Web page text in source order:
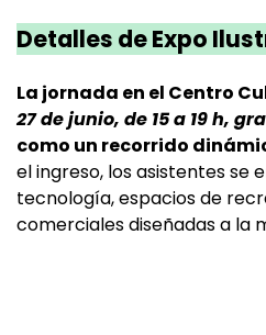
Detalles de Expo
La jornada en el Centro
27 de junio, de 15 a 19 h,
como un recorrido
el ingreso, los asistentes se
tecnología, espacios de
comerciales diseñadas a la